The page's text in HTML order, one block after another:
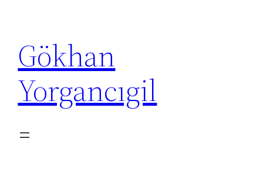
Gökhan
Yorgancıgil